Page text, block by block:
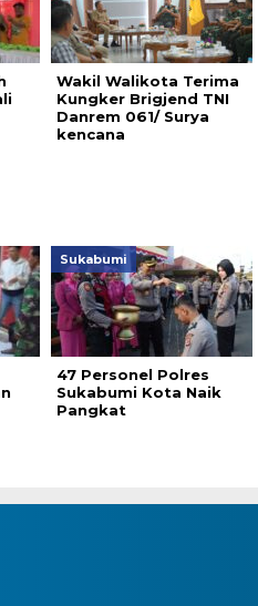
Wakil Walikota Terima
Kungker Brigjend TNI
Danrem 061/ Surya
kencana
Sukabumi
47 Personel Polres
Sukabumi Kota Naik
Pangkat